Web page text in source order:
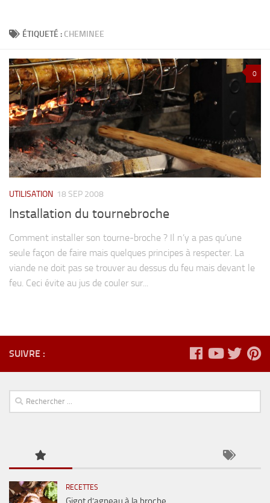
ÉTIQUETÉ : CHEMINEE
0
UTILISATION 18 SEP 2008
Installation du tournebroche
Comment installer son tourne-broche ? Il n’y a pas qu’une
seule façon de faire mais quelques principes à respecter. La
viande ne doit pas se trouver au dessus du feu mais devant le
feu. Ceci évite au jus de couler sur...
SUIVRE :
RECETTES